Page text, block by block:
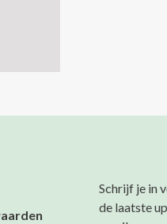
Schrijf je in
de laatste